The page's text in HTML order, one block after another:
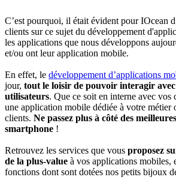
C’est pourquoi, il était évident pour IOcean
clients sur ce sujet du développement
les applications que nous développons
et/ou ont leur application mobile.
En effet, le développement d’applications
jour, tout le loisir de pouvoir interagir
utilisateurs. Que ce soit en interne avec vos
une application mobile dédiée à votre métier
clients. Ne passez plus à côté des
smartphone !
Retrouvez les services que vous proposez
de la plus-value à vos applications mobiles,
fonctions dont sont dotées nos petits bijoux